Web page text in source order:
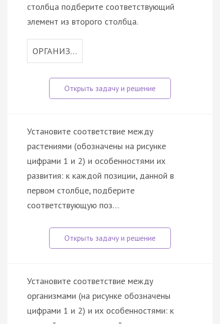
столбца подберите соответствующий
элемент из второго столбца.
ОРГАНИЗ…
Установите соответствие между
растениями (обозначены на рисунке
цифрами 1 и 2) и особенностями их
развития: к каждой позиции, данной в
первом столбце, подберите
соответствующую поз…
Установите соответствие между
организмами (на рисунке обозначены
цифрами 1 и 2) и их особенностями: к